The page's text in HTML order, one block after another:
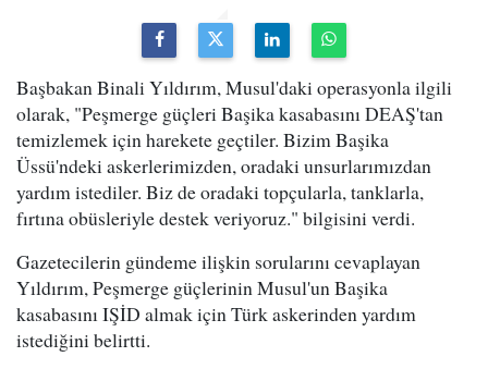
Başbakan Binali Yıldırım, Musul'daki operasyonla ilgili
olarak, "Peşmerge güçleri Başika kasabasını DEAŞ'tan
temizlemek için harekete geçtiler. Bizim Başika
Üssü'ndeki askerlerimizden, oradaki unsurlarımızdan
yardım istediler. Biz de oradaki topçularla, tanklarla,
fırtına obüsleriyle destek veriyoruz." bilgisini verdi.
Gazetecilerin gündeme ilişkin sorularını cevaplayan
Yıldırım, Peşmerge güçlerinin Musul'un Başika
kasabasını IŞİD almak için Türk askerinden yardım
istediğini belirtti.